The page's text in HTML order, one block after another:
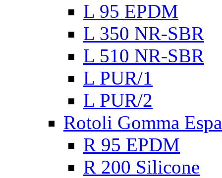
L 95 EPDM
L 350 NR-SBR
L 510 NR-SBR
L PUR/1
L PUR/2
Rotoli Gomma
R 95 EPDM
R 200 Silicone